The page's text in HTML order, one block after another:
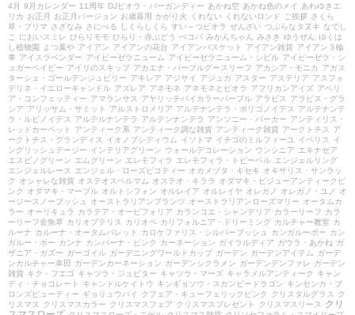
4月 9月カレンダー 11周年 DJビオラ・バーガンディー あかね空 あかね色のメイ
あわゆきエ
リカ お正月 お正月バージョン お歳暮用 かがり火 くれない くれないロンド ご挨拶 さくら
草・プリマ さざなみ さにべる しくらしくら すい～つビオラ ぜんざい つぶらなタヌキ なでし
こ
においスミレ ひらりモモ ひらり・赤ぶどう べコパ みかんちゃん みさき ゆうぜん
ゆくは
し植物園
よつ葉や アイアン アイアンの花台 アイアンバスケット アイアン雑貨 アイアン３輪
車 アイスラベンダー アイビーゼラニューム アイビーゼラニューム・シビル アイビーゼラ・シ
ュガーベイビー アイリのスキップ アカエナ・パープルグースリーフ アカシア・モニカ アガス
ターシェ・ゴールデンジュビリー アキレア アジサイ アジュガ アスター アステリア アスフォ
デリネ・イエローキャンドル アズレア アネモネ アネモネとビオラ アフリカンアイズ アベリ
ア・コンフェッティー アマランサス アヤリッチバイカラーパープル アラビス
アラビス・グラ
シア アリッサム・サミット アルストロメリア アルテナンテラ・ポリゴノイデス
アルテナンテ
ラ・ルビノイデス
アルテルナンテラ アルテンナンテラ アンソニー・パーカー アンティリス・
レッドカーペット
アンティーク系 アンティーク調な雑貨 アンティーク雑貨 アークトチス
ア
ークトチス・グランディス
イオノプシディウム イソトマ イチゴのミルフィーユ イベリス
イ
ングリッシュデージー インテリアグリーン ウォールデコレーション ウンシニア エキナセア
エスピノグリーン エムグリーン エレモフィラ エレモフィラ・トビーベル エンジェルリング
エンジェルレース
エンジェル・ローズピコティー オカメヅタ・キセキ オキザリス・サンラッ
ク
オシャレな雑貨 オステオスペルマム オステオ・キララ
オダマキ・ビジューアンティークピ
ンク
オダマキ・マーブル オルトシフォン オルレイア オルレイヤ オレガノ オレガノ・ユノ
オ
ージースノーブッシュ
オーストラリアンプランツ オーストラリアンローズマリー オータムカ
ラー オーリキュラ カラテア・オービフォリア カランコエ・シャンデリア カラーリーフ カラ
ーリーフ金魚草 カリオプテリス カリオペ カリフォルニア・ドリーミング カルチャー教室 カ
ルーナ カルーナ・オータムパレット カロケファリス・シルバーブッシュ カンガルーポー カン
ガルー・ポー カンナ カンパーナ・ピンク カーネーション ガイラルディア ガウラ・あかね ガ
ザニア・ガズー ガーゴイル ガーデニングワールドカップ ガーデン ガーデンアイテム ガーデ
ンカルチャー幸田
ガーデンカーネーション ガーデンシクラメン ガーデンデンファレ ガーデン
雑貨 キク・フエゴ キャツラ・ジュピター キャツラ・マーズ キャラメルアンティーク
キャン
ディ・チョコレート
キャンドルケイトウ キンギョソウ・スカンピードラゴン キンセンカ・ブ
ロンズビューティー ギョリュウバイ クフェア・キューフェリックピンク クリスタルグラス
ク
リスマス
クリスマスカラー クリスマスフェア クリスマスプレゼント クリスマスリース
クリ